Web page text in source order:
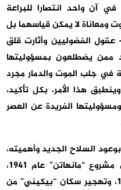
آن واحد انتصارا للبراعة
ومعاناة لا يمكن قياسهما بل
الفضوليين وأثارت قلق
ممن يضطلعون بمسؤوليتها
في جلب الموت والدمار مجرد
هذا الأمر، بكل تأكيد،
الفريدة عن العصر
السلاح الجديد وأهميته،
متخذة قرارات مصيرية بالشروع في مشروع “مانهاتن” عام 1941،
وإلقاء القنابل على اليابان عام 1945، وتهجير سكان “بيكيني” من